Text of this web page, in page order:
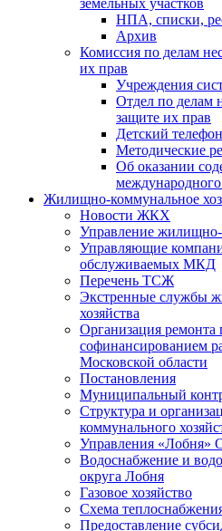
земельных участков
НПА, списки,
Архив
Комиссия по делам
их прав
Учреждения
Отдел по делам
защите их прав
Детский
Методические
Об оказании
Жилищно-коммунальное
Новости ЖКХ
Управление жилищно-
Управляющие
обслуживаемых МКД
Перечень ТСЖ
Экстренные службы
хозяйства
Организация ремонта
софинансированием
Московской области
Постановления
Муниципальный
Структура и
коммунального
Управления
Водоснабжение и
округа Лобня
Газовое хозяйство
Схема
Предоставление